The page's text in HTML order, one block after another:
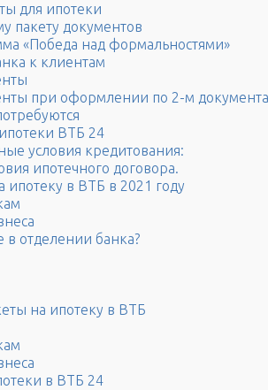
для ипотеки
пакету документов
«Победа над формальностями»
к клиентам
при оформлении по 2-м
ВТБ 24
условия кредитования:
ипотечного договора.
ипотеку в ВТБ в 2021 году
в отделении банка?
на ипотеку в ВТБ
в ВТБ 24